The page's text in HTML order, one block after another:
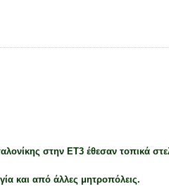
στην ΕΤ3 έθεσαν τοπικά
και από άλλες μητροπόλεις.